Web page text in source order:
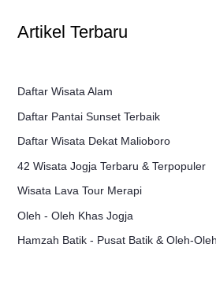
Artikel Terbaru
Daftar Wisata Alam
Daftar Pantai Sunset Terbaik
Daftar Wisata Dekat Malioboro
42 Wisata Jogja Terbaru & Terpopuler
Wisata Lava Tour Merapi
Oleh - Oleh Khas Jogja
Hamzah Batik - Pusat Batik & Oleh-Oleh